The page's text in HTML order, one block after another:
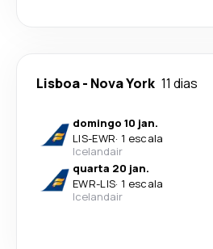
Lisboa- Nova York 11 dias
domingo 10 jan.
LIS-EWR· 1 escala
Icelandair
quarta 20 jan.
EWR-LIS· 1 escala
Icelandair